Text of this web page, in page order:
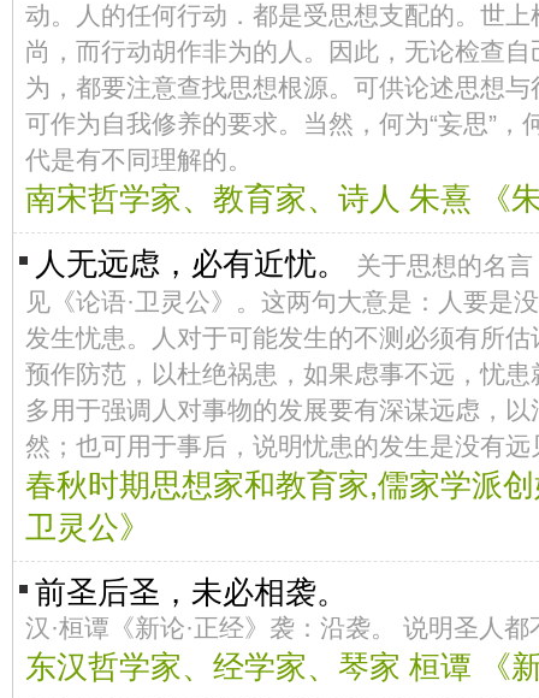
动。人的任何行动．都是受思想支配的。世
尚，而行动胡作非为的人。因此，无论检查
为，都要注意查找思想根源。可供论述思想
可作为自我修养的要求。当然，何为“妄思”，
代是有不同理解的。
南宋哲学家、教育家、诗人 朱熹 《
人无远虑，必有近忧。
关于思想的名言
见《论语·卫灵公》。这两句大意是：人要是
发生忧患。人对于可能发生的不测必须有所
预作防范，以杜绝祸患，如果虑事不远，忧
多用于强调人对事物的发展要有深谋远虑，
然；也可用于事后，说明忧患的发生是没有远
春秋时期思想家和教育家,儒家学派
卫灵公》
前圣后圣，未必相袭。
汉·桓谭《新论·正经》袭：沿袭。 说明圣人
东汉哲学家、经学家、琴家 桓谭 《